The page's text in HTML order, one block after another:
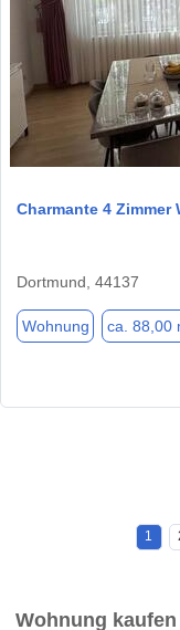
Charmante 4
Dortmund, 44137
Wohnung ca. 88,00
1
Wohnung